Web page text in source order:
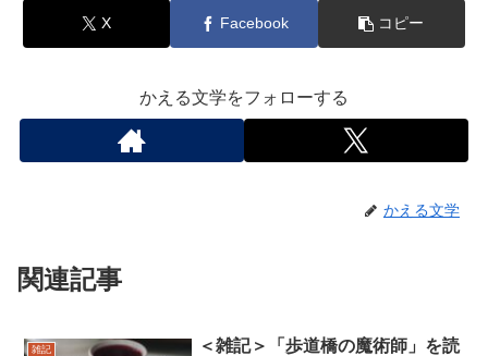
X Facebook コピー
かえる文学をフォローする
かえる文学
関連記事
雑記
＜雑記＞「歩道橋の魔術師」を読